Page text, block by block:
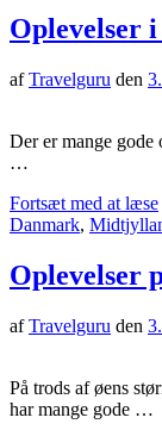
Oplevelser
afTravelguru den
Der er mange
…
Fortsæt med at læse
Danmark,
Oplevelser
afTravelguru den
På trods af øens
har mange gode …